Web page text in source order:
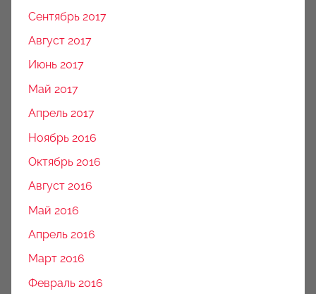
Сентябрь 2017
Август 2017
Июнь 2017
Май 2017
Апрель 2017
Ноябрь 2016
Октябрь 2016
Август 2016
Май 2016
Апрель 2016
Март 2016
Февраль 2016